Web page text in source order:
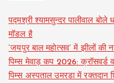
पद्मश्री श्यामसुन्दर पालीवाल बोले
मॉडल है
‘जयपुर बाल महोत्सव’ में झीलों की
पिम्स मेवाड़ कप 2026:
पिम्स अस्पताल उमरडा में रक्तदान